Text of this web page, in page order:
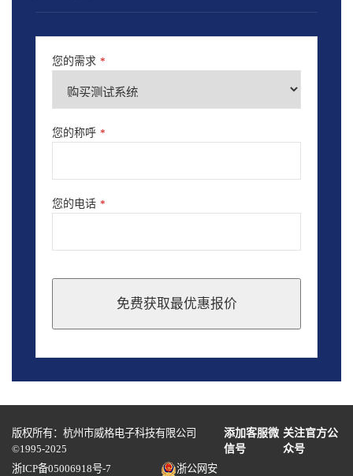
您的需求 *
您的称呼 *
您的电话 *
免费获取最优惠报价
should
blank
版权所有：杭州市威格电子科技有限公司
©1995-2025
添加客服微
信号
关注官方公
众号
浙ICP备05006918号-7
浙公网安